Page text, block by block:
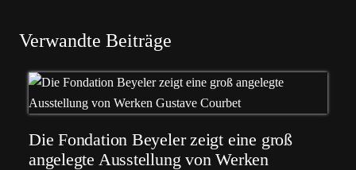
Verwandte Beiträge
Die Fondation Beyeler zeigt eine groß
angelegte Ausstellung von Werken